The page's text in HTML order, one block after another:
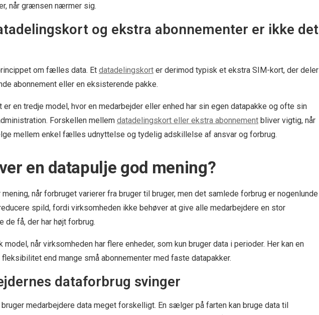
når grænsen nærmer sig.
og ekstra abonnementer er ikke det
om fælles data. Et datadelingskort er derimod typisk et ekstra SIM-kort, der deler
abonnement eller en eksisterende pakke.
er en tredje model, hvor en medarbejder eller enhed har sin egen datapakke og ofte sin
Forskellen mellem datadelingskort eller ekstra abonnement bliver vigtig, når
mellem enkel fælles udnyttelse og tydelig adskillelse af ansvar og forbrug.
en datapulje god mening?
når forbruget varierer fra bruger til bruger, men det samlede forbrug er nogenlunde
spild, fordi virksomheden ikke behøver at give alle medarbejdere en stor
få, der har højt forbrug.
model, når virksomheden har flere enheder, som kun bruger data i perioder. Her kan en
end mange små abonnementer med faste datapakker.
dataforbrug svinger
medarbejdere data meget forskelligt. En sælger på farten kan bruge data til